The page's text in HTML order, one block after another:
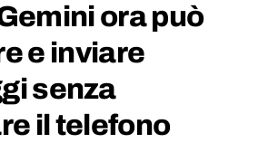
ora può
e inviare
senza
il telefono